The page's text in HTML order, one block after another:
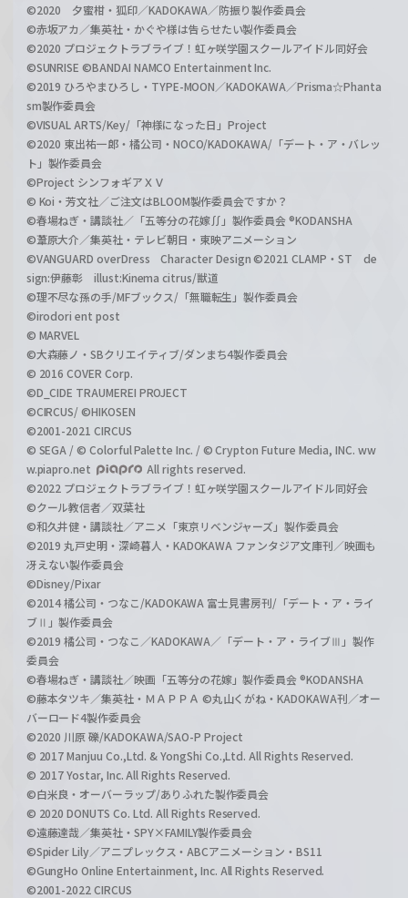
©2020 夕蜜柑・狐印／KADOKAWA／防振り製作委員会
©赤坂アカ／集英社・かぐや様は告らせたい製作委員会
©2020 プロジェクトラブライブ！虹ヶ咲学園スクールアイドル同好会
©SUNRISE ©BANDAI NAMCO Entertainment Inc.
©2019 ひろやまひろし・TYPE-MOON／KADOKAWA／Prisma☆Phanta
sm製作委員会
©VISUAL ARTS/Key/「神様になった日」Project
©2020 東出祐一郎・橘公司・NOCO/KADOKAWA/「デート・ア・バレッ
ト」製作委員会
©Project シンフォギアＸＶ
© Koi・芳文社／ご注文はBLOOM製作委員会ですか？
©春場ねぎ・講談社／「五等分の花嫁∬」製作委員会 ®KODANSHA
©葦原大介／集英社・テレビ朝日・東映アニメーション
©VANGUARD overDress Character Design ©2021 CLAMP・ST de
sign:伊藤彰 illust:Kinema citrus/獣道
©理不尽な孫の手/MFブックス/「無職転生」製作委員会
©irodori ent post
© MARVEL
©大森藤ノ・SBクリエイティブ/ダンまち4製作委員会
© 2016 COVER Corp.
©D_CIDE TRAUMEREI PROJECT
©CIRCUS/ ©HIKOSEN
©2001-2021 CIRCUS
© SEGA / © Colorful Palette Inc. / © Crypton Future Media, INC. ww
w.piapro.net
All rights reserved.
©2022 プロジェクトラブライブ！虹ヶ咲学園スクールアイドル同好会
©クール教信者／双葉社
©和久井健・講談社／アニメ「東京リベンジャーズ」製作委員会
©2019 丸戸史明・深崎暮人・KADOKAWA ファンタジア文庫刊／映画も
冴えない製作委員会
©Disney/Pixar
©2014 橘公司・つなこ/KADOKAWA 富士見書房刊/「デート・ア・ライ
ブⅡ」製作委員会
©2019 橘公司・つなこ／KADOKAWA／「デート・ア・ライブⅢ」製作
委員会
©春場ねぎ・講談社／映画「五等分の花嫁」製作委員会 ®KODANSHA
©藤本タツキ／集英社・ＭＡＰＰＡ ©丸山くがね・KADOKAWA刊／オー
バーロード4製作委員会
©2020 川原 礫/KADOKAWA/SAO-P Project
© 2017 Manjuu Co.,Ltd. & YongShi Co.,Ltd. All Rights Reserved.
© 2017 Yostar, Inc. All Rights Reserved.
©白米良・オーバーラップ/ありふれた製作委員会
© 2020 DONUTS Co. Ltd. All Rights Reserved.
©遠藤達哉／集英社・SPY×FAMILY製作委員会
©Spider Lily／アニプレックス・ABCアニメーション・BS11
©GungHo Online Entertainment, Inc. All Rights Reserved.
©2001-2022 CIRCUS